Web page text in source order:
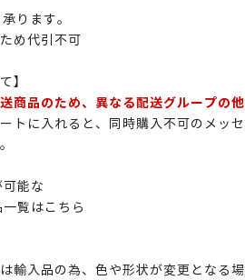
ります。
め代引不可
】
商品のため、異なる配送グループの
トに入れると、同時購入不可のメッ
能な
一覧はこちら
輸入品の為、色や形状が変更となる場